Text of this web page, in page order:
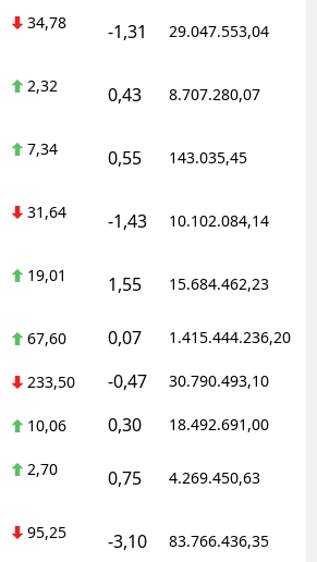
34,78 -1,31 29.047.553,04
2,32 0,43 8.707.280,07
7,34 0,55 143.035,45
31,64 -1,43 10.102.084,14
19,01 1,55 15.684.462,23
67,60 0,07 1.415.444.236,20
233,50 -0,47 30.790.493,10
10,06 0,30 18.492.691,00
2,70 0,75 4.269.450,63
95,25 -3,10 83.766.436,35